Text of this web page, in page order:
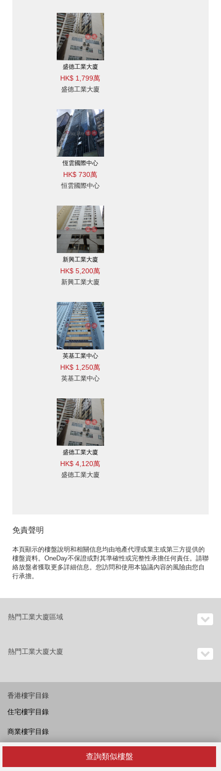
查詢類似樓盤
盛德工業大廈
HK$ 1,799萬
盛德工業大廈
恆雲國際中心
HK$ 730萬
恒雲國際中心
新興工業大廈
HK$ 5,200萬
新興工業大廈
英基工業中心
HK$ 1,250萬
英基工業中心
盛德工業大廈
HK$ 4,120萬
盛德工業大廈
免責聲明
本頁顯示的樓盤說明和相關信息均由地產代理或業主或第三方提供的
樓盤資料。OneDay不保證或對其準確性或完整性承擔任何責任。請聯
絡放盤者獲取更多詳細信息。您訪問和使用本協議內容的風險由您自
行承擔。
熱門工業大廈區域
熱門工業大廈大廈
香港樓宇目錄
住宅樓宇目錄
商業樓宇目錄